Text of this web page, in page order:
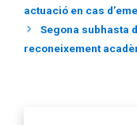
actuació en cas
Segona subhasta
reconeixement